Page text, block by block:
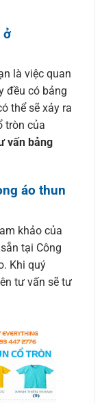
ở
là việc quan
đều có bảng
thể sẽ xảy ra
tròn của
vấn bảng
áo thun
khảo của
tại Công
Khi quý
tư vấn sẽ tư